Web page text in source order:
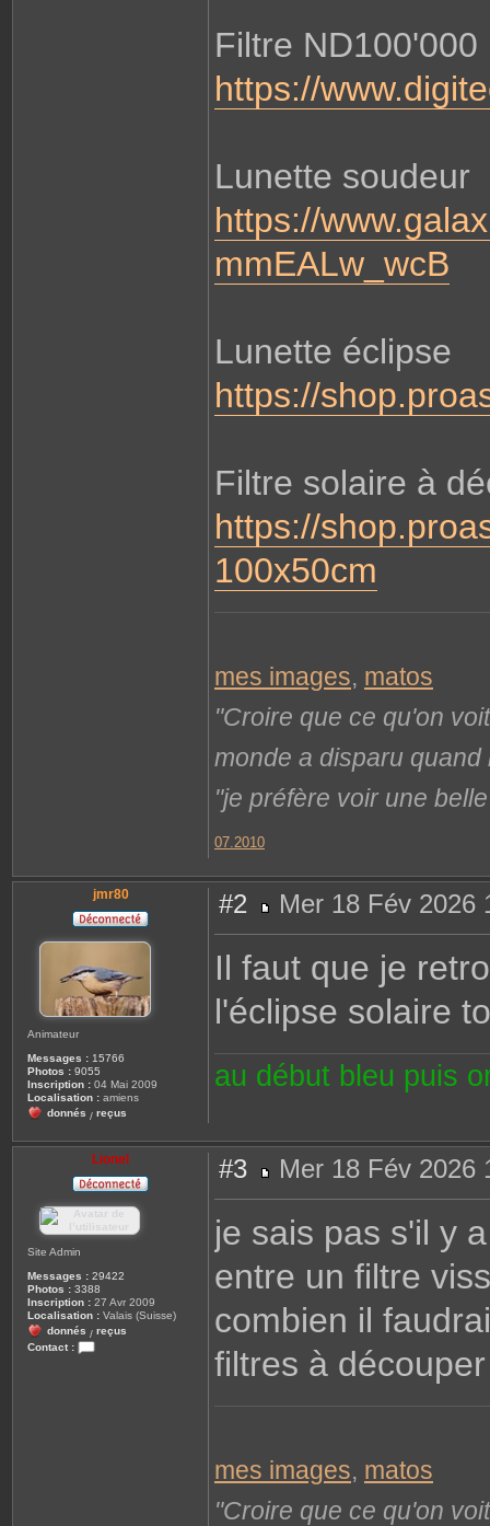
Filtre
https://
Lunette soudeur
https://
mmEALw_wcB
Lunette éclipse
https://
Filtre solaire à
https://
100x50cm
mes images, matos
"Croire que ce qu'on
monde a disparu quand
"je préfère voir une
07.2010
jmr80
Animateur
Messages : 15766
Photos : 9055
Inscription : 04 Mai 2009
Localisation : amiens
donnés / reçus
#2
e
e
Mer 18 Fév 2026
Il faut que je
l'éclipse solaire
au début bleu puis
Lionel
Site Admin
Messages : 29422
Photos : 3388
Inscription : 27 Avr 2009
Localisation : Valais (Suisse)
donnés / reçus
Contact :
#3
e
a
Mer 18 Fév 2026
je sais pas s'il y
entre un filtre
combien il
filtres à
mes images, matos
"Croire que ce qu'on